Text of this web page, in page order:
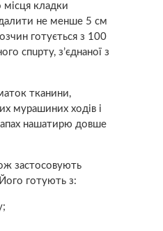
кладки
не менше 5 см
готується з 100
спuрту, з’єднаної з
тканини,
мурашиних ходів і
нашатирю довше
застосовують
готують з: